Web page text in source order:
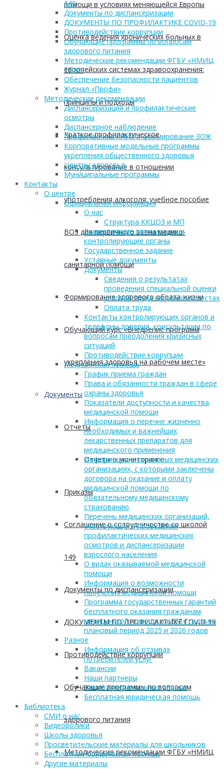
помощи в условиях меняющейся Европы
Оценка ведения хронических больных в
европейских системах здравоохранения:
принципы и подходы
Краткое профилактическое
консультирование в отношении
употребления алкоголя: учебное пособие
ВОЗ для первичного звена медико-
санитарной помощи
Формирование здорового образа жизни
Обучающий курс «Внедрение программ
укрепления здоровья на рабочем месте»
Документы
Отчеты
Отчеты о мониторинге
Приказы
Соглашение о сотрудничестве со школой
149
Документы по диспансеризации
ДОКУМЕНТЫ ПО ПРОФИЛАКТИКЕ COVID-19
Противодействие коррупции
Обучающие программы по вопросам
здорового питания
Методические рекомендации ФГБУ «НМИЦ
149
Документы по диспансеризации
ДОКУМЕНТЫ ПО ПРОФИЛАКТИКЕ COVID-19
Противодействие коррупции
Обучающие программы по вопросам
здорового питания
Методические рекомендации ФГБУ «НМИЦ
ТПМ»
Обеспечение безопасности пациентов
Журнал «Профи»
Методические рекомендации
Диспансеризация и профилактические
осмотры
Диспансерное наблюдение
Профилактика ХНИЗ и формирование ЗОЖ
Корпоративные модельные программы
укрепления общественного здоровья
Центры здоровья
Муниципальные программы
Контакты
О центре
Официальная информация
О нас
Структура ККЦОЗ и МП
Вышестоящие организации и
контролирующие органы
Государственное задание
Уставные документы
Документы
Сведения о результатах
проведения специальной оценки
условий труда на рабочих местах
Оплата труда
Контакты контролирующих органов и
телефоны доверия, консультации по
вопросам преодоления кризисных
ситуаций
Противодействие коррупции
Медицинская помощь
График приема граждан
Права и обязанности граждан в сфере
охраны здоровья
Показатели доступности и качества
медицинской помощи
Информация о перечне жизненно
необходимых и важнейших
лекарственных препаратов для
медицинского применения
Информация о страховых медицинских
организациях, с которыми заключены
договора на оказание и оплату
медицинской помощи по
обязательному медицинскому
страхованию
Перечень медицинских организаций,
участвующих в проведении
профилактических медицинских
осмотров и диспансеризации
взрослого населения
О видах оказываемой медицинской
помощи
Информация о возможности
получения медицинской помощи
Программа государственных гарантий
бесплатного оказания гражданам
медицинской помощи на 2024 год и на
плановый период 2025 и 2026 годов
Разное
Информация об отзывах
потребителей услуг
Вакансии
Наши партнеры
Защита персональных данных
Бесплатная юридическая помощь
Библиотека
СМИ о нас
Видеоролики
Школы здоровья
Просветительские материалы для школьников
Бесплатная юридическая помощь
Другие материалы